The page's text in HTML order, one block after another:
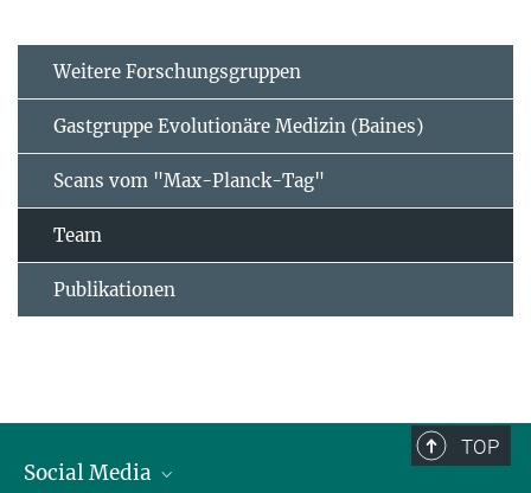
Weitere Forschungsgruppen
Gastgruppe Evolutionäre Medizin (Baines)
Scans vom "Max-Planck-Tag"
Team
Publikationen
TOP
Social Media